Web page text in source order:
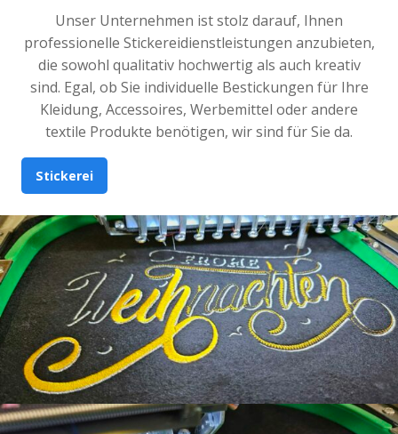
Unser Unternehmen ist stolz darauf, Ihnen
professionelle Stickereidienstleistungen anzubieten,
die sowohl qualitativ hochwertig als auch kreativ
sind. Egal, ob Sie individuelle Bestickungen für Ihre
Kleidung, Accessoires, Werbemittel oder andere
textile Produkte benötigen, wir sind für Sie da.
Stickerei